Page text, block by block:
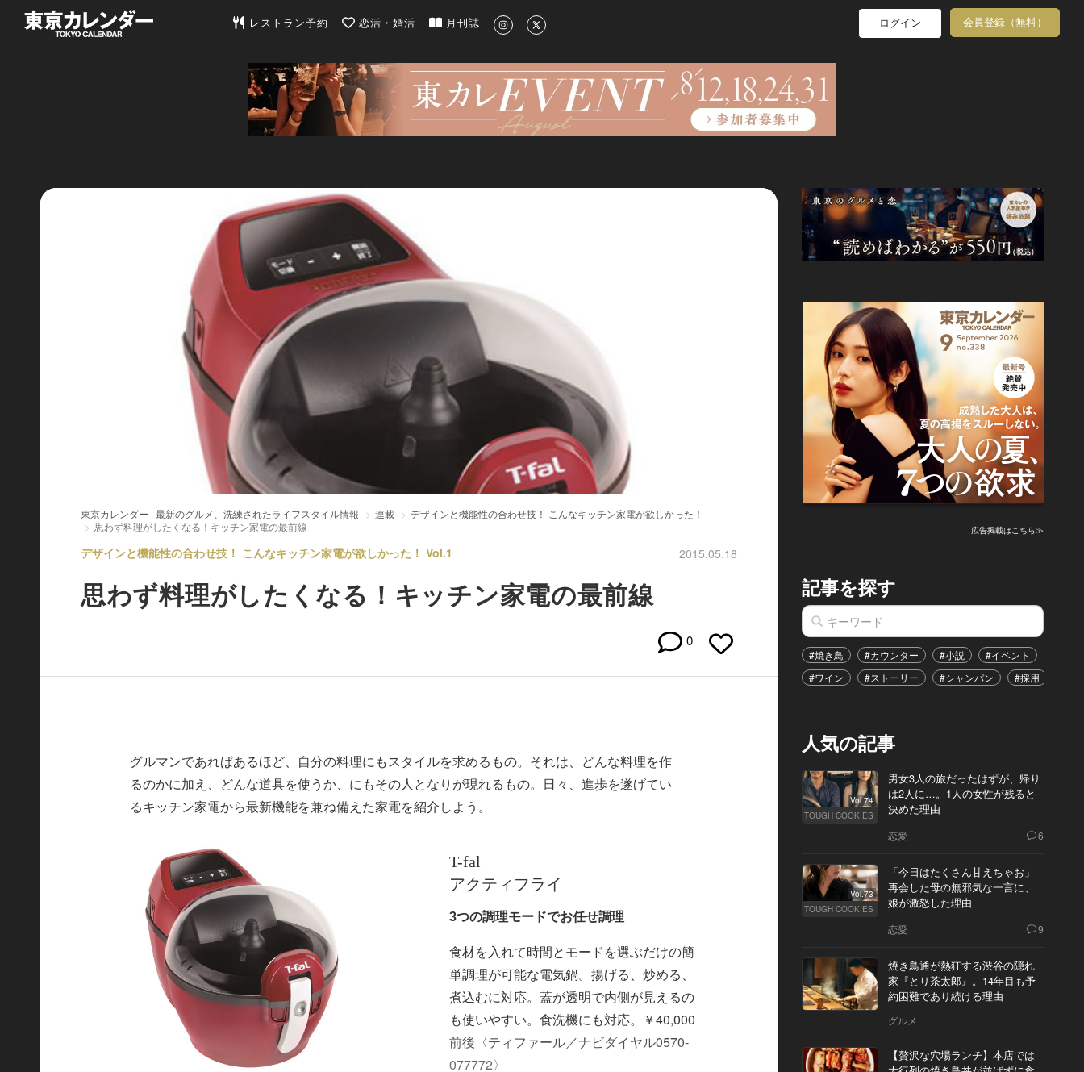
東京カレンダー | 最新のグルメ、洗練されたライフスタイル情報
レストラン予約 恋活・婚活 月刊誌 ログイン 会員登録（無料）
東京カレンダー | 最新のグルメ、洗練されたライフスタイル情報 連載
デザインと機能性の合わせ技！ こんなキッチン家電が欲しかった！
思わず料理がしたくなる！キッチン家電の最前線
デザインと機能性の合わせ技！ こんなキッチン家電が欲しかった！ Vol.1 2015.05.18
思わず料理がしたくなる！キッチン家電の最前線
0
グルマンであればあるほど、自分の料理にもスタイルを求めるもの。それは、どんな料理を作
るのかに加え、どんな道具を使うか、にもその人となりが現れるもの。日々、進歩を遂げてい
るキッチン家電から最新機能を兼ね備えた家電を紹介しよう。
T-fal
アクティフライ
3つの調理モードでお任せ調理
食材を入れて時間とモードを選ぶだけの簡
単調理が可能な電気鍋。揚げる、炒める、
煮込むに対応。蓋が透明で内側が見えるの
も使いやすい。食洗機にも対応。￥40,000
前後〈ティファール／ナビダイヤル0570-
077772〉
広告掲載はこちら≫
記事を探す
#焼き鳥 #カウンター #小説 #イベント
#ワイン
#ストーリー #シャンパン #採用
人気の記事
Vol.74
TOUGH COOKIES
男女3人の旅だったはずが、帰り
は2人に…。1人の女性が残ると
決めた理由
恋愛 6
Vol.73
TOUGH COOKIES
「今日はたくさん甘えちゃお」
再会した母の無邪気な一言に、
娘が激怒した理由
恋愛 9
焼き鳥通が熱狂する渋谷の隠れ
家『とり茶太郎』。14年目も予
約困難であり続ける理由
グルメ
【贅沢な穴場ランチ】本店では